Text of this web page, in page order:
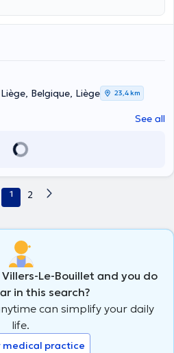
Belgique, Liège
23,4 km
See all
1 2
Le-Bouillet and you do
in this search?
can simplify your daily
life.
medical practice